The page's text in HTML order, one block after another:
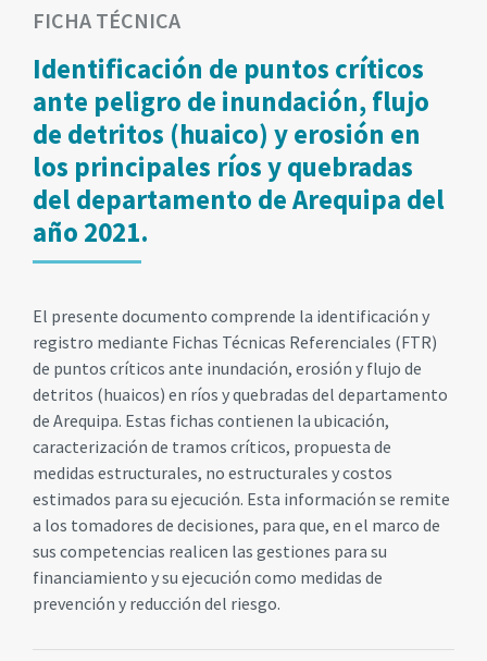
FICHA TÉCNICA
Identificación de puntos críticos
ante peligro de inundación, flujo
de detritos (huaico) y erosión en
los principales ríos y quebradas
del departamento de Arequipa del
año 2021.
El presente documento comprende la identificación y
registro mediante Fichas Técnicas Referenciales (FTR)
de puntos críticos ante inundación, erosión y flujo de
detritos (huaicos) en ríos y quebradas del departamento
de Arequipa. Estas fichas contienen la ubicación,
caracterización de tramos críticos, propuesta de
medidas estructurales, no estructurales y costos
estimados para su ejecución. Esta información se remite
a los tomadores de decisiones, para que, en el marco de
sus competencias realicen las gestiones para su
financiamiento y su ejecución como medidas de
prevención y reducción del riesgo.